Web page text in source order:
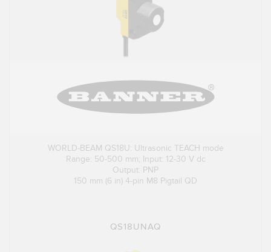
WORLD-BEAM QS18U: Ultrasonic TEACH mode
Range: 50-500 mm; Input: 12-30 V dc
Output: PNP
150 mm (6 in) 4-pin M8 Pigtail QD
QS18UNAQ